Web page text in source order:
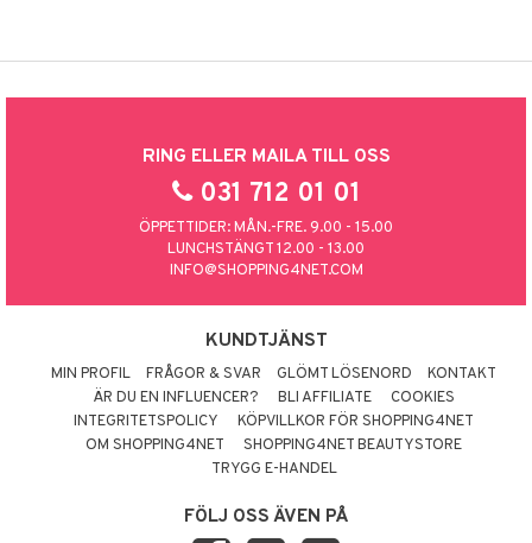
RING ELLER MAILA TILL OSS
031 712 01 01
ÖPPETTIDER: MÅN.-FRE. 9.00 - 15.00
LUNCHSTÄNGT 12.00 - 13.00
INFO@SHOPPING4NET.COM
KUNDTJÄNST
MIN PROFIL FRÅGOR & SVAR GLÖMT LÖSENORD
KONTAKT
ÄR DU EN INFLUENCER?
BLI AFFILIATE
COOKIES
INTEGRITETSPOLICY
KÖPVILLKOR FÖR SHOPPING4NET
OM SHOPPING4NET
SHOPPING4NET BEAUTYSTORE
TRYGG E-HANDEL
FÖLJ OSS ÄVEN PÅ